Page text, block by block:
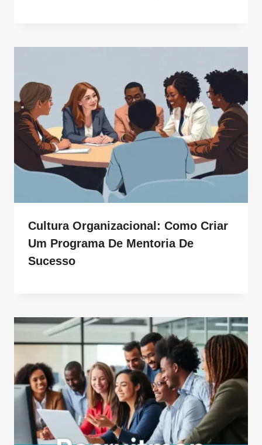
Cultura Organizacional: Como Criar
Um Programa De Mentoria De
Sucesso